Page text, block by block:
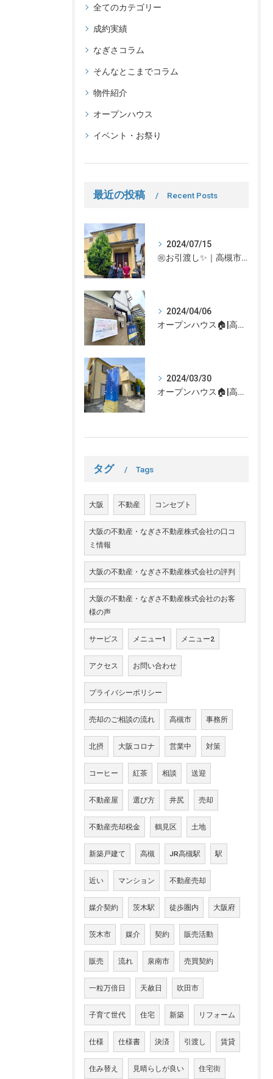
全てのカテゴリー
成約実績
なぎさコラム
そんなとこまでコラム
物件紹介
オープンハウス
イベント・お祭り
最近の投稿 Recent Posts
2024/07/15
㊗お引渡し✨｜高槻市での不動産売却、不動産売買の事、何でもなぎさ不動産までご相談ください！
2024/04/06
オープンハウス🏠|高槻市の不動産売却、不動産空き家のご相談はなぎさ不動産まで！
2024/03/30
オープンハウス🏠|高槻市の不動産売却、不動産空き家のご相談はなぎさ不動産まで！
タグ Tags
大阪 不動産 コンセプト
大阪の不動産・なぎさ不動産株式会社の口コ
ミ情報
大阪の不動産・なぎさ不動産株式会社の評判
大阪の不動産・なぎさ不動産株式会社のお客
様の声
サービス メニュー1 メニュー2
アクセス お問い合わせ
プライバシーポリシー
売却のご相談の流れ 高槻市 事務所
北摂 大阪コロナ 営業中 対策
コーヒー 紅茶 相談 送迎
不動産屋 選び方 井尻 売却
不動産売却税金 鶴見区 土地
新築戸建て 高槻 JR高槻駅 駅
近い マンション 不動産売却
媒介契約 茨木駅 徒歩圏内 大阪府
茨木市 媒介 契約 販売活動
販売 流れ 泉南市 売買契約
一粒万倍日 天赦日 吹田市
子育て世代 住宅 新築 リフォーム
仕様 仕様書 決済 引渡し 賃貸
住み替え 見晴らしが良い 住宅街